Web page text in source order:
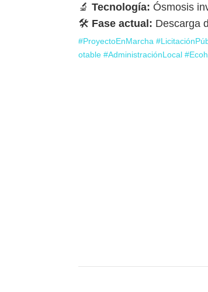
🔬Tecnología: Ósmosis
🛠️ Fase actual: Descarga
#ProyectoEnMarcha
otable #AdministraciónLocal